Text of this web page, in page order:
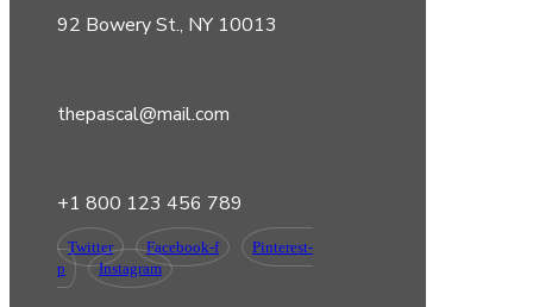
92 Bowery St., NY 10013
thepascal@mail.com
+1 800 123 456 789
Twitter Facebook-f
Pinterest-
p
Instagram